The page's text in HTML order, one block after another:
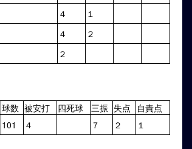
４
１
４
２
２
球数 被安打 四死球 三振 失点
自責点
101 ４ ７ ２ １